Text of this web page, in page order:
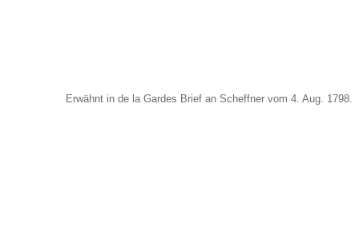
Erwähnt in de la Gardes Brief an Scheffner vom 4. Aug. 1798.